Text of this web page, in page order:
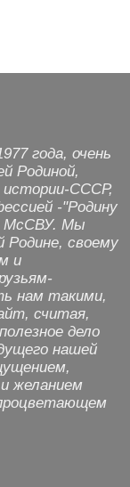
года, очень
Родиной,
истории-СССР,
-"Родину
МcСВУ. Мы
Родине, своему
и
нам такими,
считая,
дело
нашей
желанием